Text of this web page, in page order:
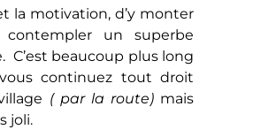
un verre ou manger
«raciones » ) … mais
convenu nous nous
rendues à l’Asador San
un restaurant à Orio dont
dit le plus grand bien.